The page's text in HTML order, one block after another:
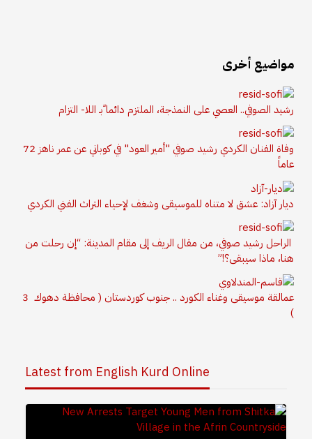
مواضيع أخرى
رشيد الصوفي.. العصي على النمذجة، الملتزم دائما ًبـ اللا- التزام
وفاة الفنان الكردي رشيد صوفي "أمير العود" في كوباني عن عمر ناهز 72
عاماً
ديار آزاد: عشق لا متناه للموسيقى وشغف لإحياء التراث الفني الكردي
الراحل رشيد صوفي، من مقال الريف إلى مقام المدينة: “إن رحلت من
هنا، ماذا سيبقى؟!”
عمالقة موسيقى وغناء الكورد .. جنوب كوردستان ( محافظة دهوك 3
)
Latest from English Kurd Online